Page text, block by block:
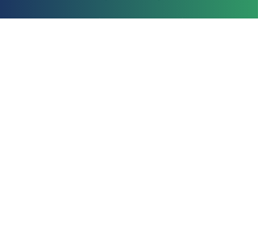
Kosovska 17 (ulaz iz Kondine),